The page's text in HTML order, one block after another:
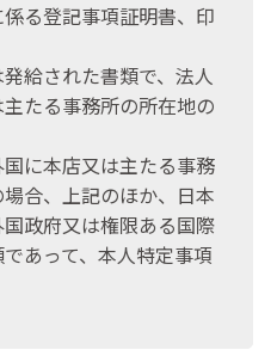
る登記事項証明書、印
給された書類で、法人
たる事務所の所在地の
に本店又は主たる事務
合、上記のほか、日本
政府又は権限ある国際
あって、本人特定事項